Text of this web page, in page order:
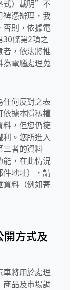
式）載明”不
憑辦理，我
否則，依據電
30條第2項之
者，依法將推
為電腦處理蒐
任何反對之表
依據本隱私權
料，但您仍擁
利。您所進入
三者的資料
能，在此情況
件地址），請
資料（例如寄
開方式及
車將用於處理
商品及市場調